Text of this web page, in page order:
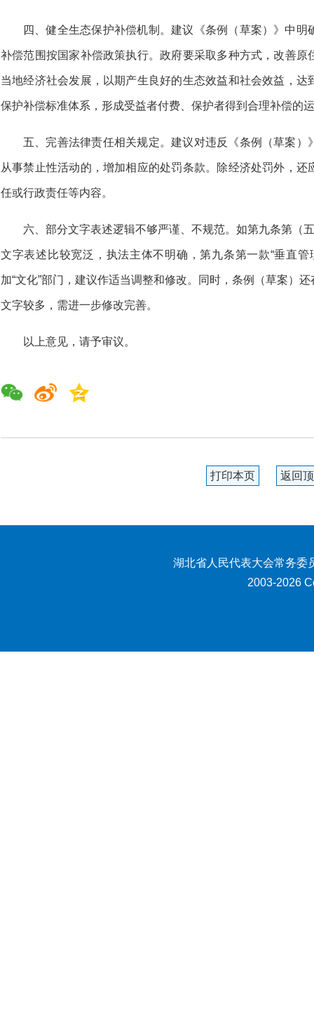
四、健全生态保护补偿机制。建议《条例（草案）》中
补偿范围按国家补偿政策执行。政府要采取多种方式，改善
当地经济社会发展，以期产生良好的生态效益和社会效益，
保护补偿标准体系，形成受益者付费、保护者得到合理补偿的
五、完善法律责任相关规定。建议对违反《条例（草案
从事禁止性活动的，增加相应的处罚条款。除经济处罚外，
任或行政责任等内容。
六、部分文字表述逻辑不够严谨、不规范。如第九条第（
文字表述比较宽泛，执法主体不明确，第九条第一款“垂直
加“文化”部门，建议作适当调整和修改。同时，条例（草案）
文字较多，需进一步修改完善。
以上意见，请予审议。
打印本页 返回
湖北省人民代表大会常务委
2003-2026